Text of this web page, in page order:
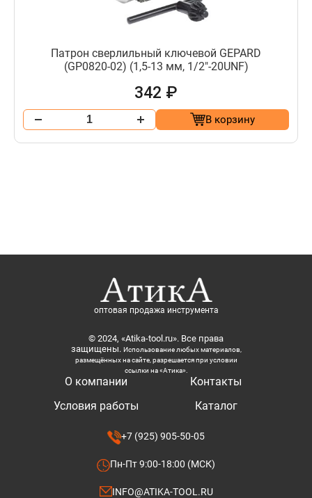
Патрон сверлильный ключевой GEPARD
(GP0820-02) (1,5-13 мм, 1/2"-20UNF)
342 ₽
В корзину
оптовая продажа инструмента
© 2024, «Atika-tool.ru». Все права
защищены. Использование любых материалов,
размещённых на сайте, разрешается при условии
ссылки на «Атика».
О компании
Условия работы
Контакты
Каталог
+7 (925) 905-50-05
Пн-Пт 9:00-18:00 (МСК)
INFO@ATIKA-TOOL.RU